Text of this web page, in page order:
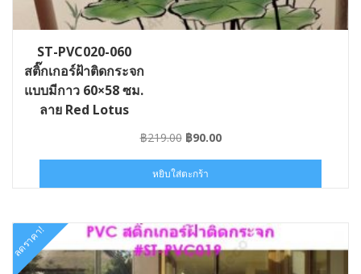
ST-PVC020-060
สติ๊กเกอร์ฝ้าติดกระจก
แบบมีกาว 60×58 ซม.
ลาย Red Lotus
฿219.00 Original
was:
฿219.00.
฿90.00Current
฿90.00.
หยิบใส่ตะกร้า
ลดราคา!